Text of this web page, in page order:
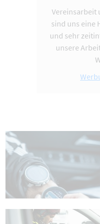
Vereinsarbeit
sind uns eine
und sehr
unsere